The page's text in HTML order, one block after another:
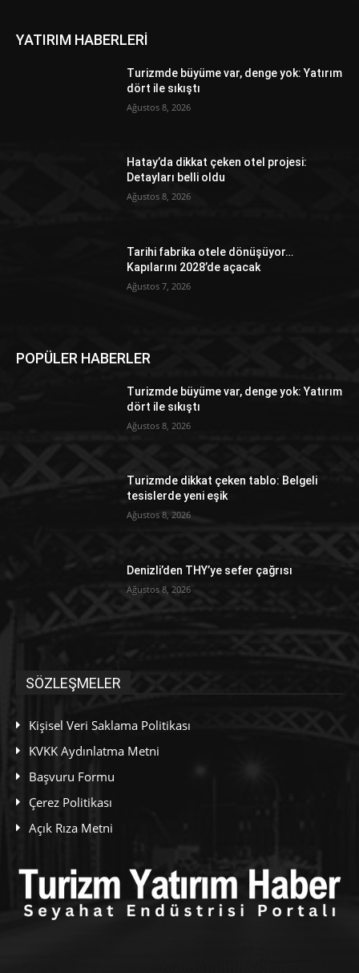
YATIRIM HABERLERİ
Turizmde büyüme var, denge yok: Yatırım
dört ile sıkıştı
Ağustos 8, 2026
Hatay’da dikkat çeken otel projesi:
Detayları belli oldu
Ağustos 8, 2026
Tarihi fabrika otele dönüşüyor…
Kapılarını 2028’de açacak
Ağustos 7, 2026
POPÜLER HABERLER
Turizmde büyüme var, denge yok: Yatırım
dört ile sıkıştı
Ağustos 8, 2026
Turizmde dikkat çeken tablo: Belgeli
tesislerde yeni eşik
Ağustos 8, 2026
Denizli’den THY’ye sefer çağrısı
Ağustos 8, 2026
SÖZLEŞMELER
Kişisel Veri Saklama Politikası
KVKK Aydınlatma Metni
Başvuru Formu
Çerez Politikası
Açık Rıza Metni